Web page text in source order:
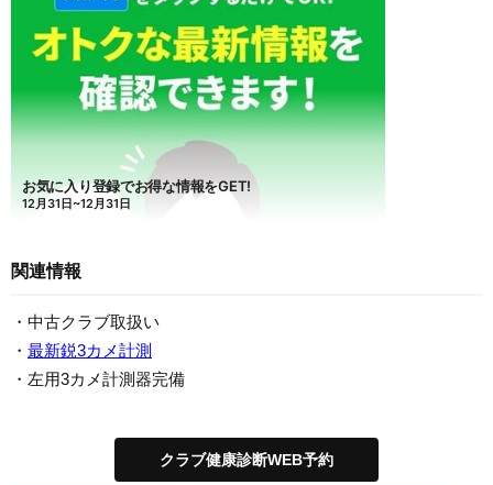
関連情報
・中古クラブ取扱い
・ 最新鋭3カメ計測
・左用3カメ計測器完備
クラブ健康診断WEB予約